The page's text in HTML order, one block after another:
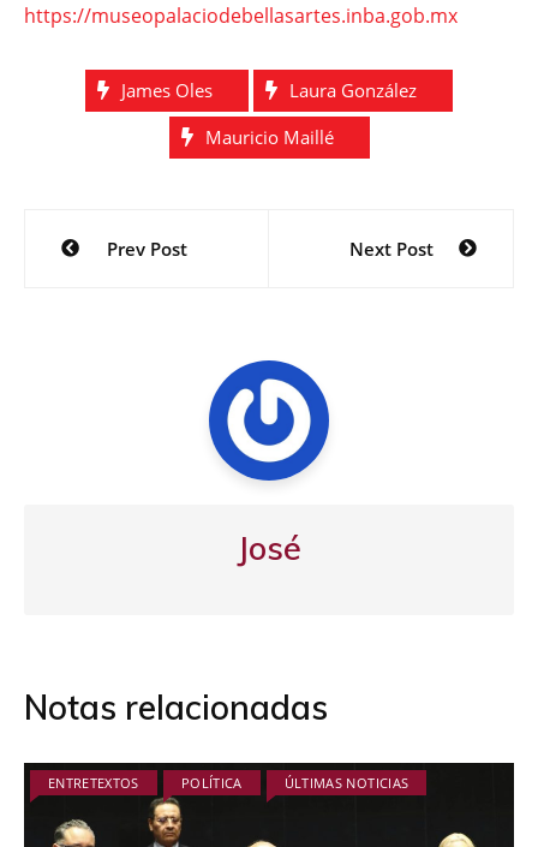
https://museopalaciodebellasartes.inba.gob.mx
James Oles
Laura González
Mauricio Maillé
Navegación
Prev Post Next Post
José
Notas relacionadas
ENTRETEXTOS POLÍTICA ÚLTIMAS NOTICIAS